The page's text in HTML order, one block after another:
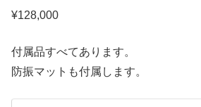
¥128,000
付属品すべてあります。
防振マットも付属します。